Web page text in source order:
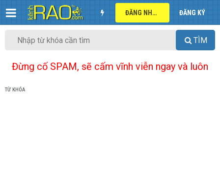
ĐĂNG NHẬP ĐĂNG KÝ
TÌM
Đừng cố SPAM, sẽ cấm vĩnh viễn ngay và luôn
TỪ KHÓA